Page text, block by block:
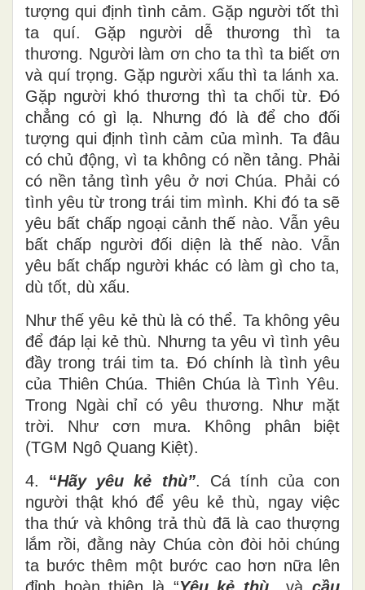
tượng qui định tình cảm. Gặp người tốt thì
ta quí. Gặp người dễ thương thì ta
thương. Người làm ơn cho ta thì ta biết ơn
và quí trọng. Gặp người xấu thì ta lánh xa.
Gặp người khó thương thì ta chối từ. Đó
chẳng có gì lạ. Nhưng đó là để cho đối
tượng qui định tình cảm của mình. Ta đâu
có chủ động, vì ta không có nền tảng. Phải
có nền tảng tình yêu ở nơi Chúa. Phải có
tình yêu từ trong trái tim mình. Khi đó ta sẽ
yêu bất chấp ngoại cảnh thế nào. Vẫn yêu
bất chấp người đối diện là thế nào. Vẫn
yêu bất chấp người khác có làm gì cho ta,
dù tốt, dù xấu.
Như thế yêu kẻ thù là có thể. Ta không yêu
để đáp lại kẻ thù. Nhưng ta yêu vì tình yêu
đầy trong trái tim ta. Đó chính là tình yêu
của Thiên Chúa. Thiên Chúa là Tình Yêu.
Trong Ngài chỉ có yêu thương. Như mặt
trời. Như cơn mưa. Không phân biệt
(TGM Ngô Quang Kiệt).
4. “Hãy yêu kẻ thù”. Cá tính của con
người thật khó để yêu kẻ thù, ngay việc
tha thứ và không trả thù đã là cao thượng
lắm rồi, đằng này Chúa còn đòi hỏi chúng
ta bước thêm một bước cao hơn nữa lên
đỉnh hoàn thiện là “Yêu kẻ thù vàcầu